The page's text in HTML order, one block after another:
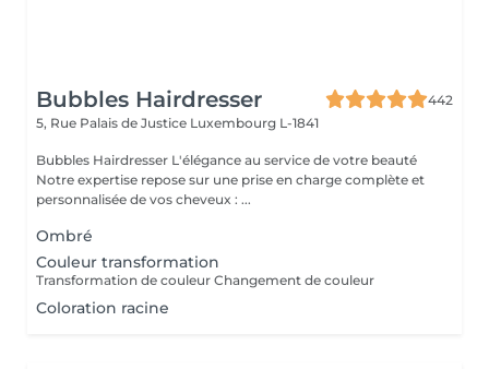
Bubbles Hairdresser
442
5, Rue Palais de Justice Luxembourg L-1841
Bubbles Hairdresser L'élégance au service de votre beauté
Notre expertise repose sur une prise en charge complète et
personnalisée de vos cheveux : ...
Ombré
Couleur transformation
Transformation de couleur Changement de couleur
Coloration racine